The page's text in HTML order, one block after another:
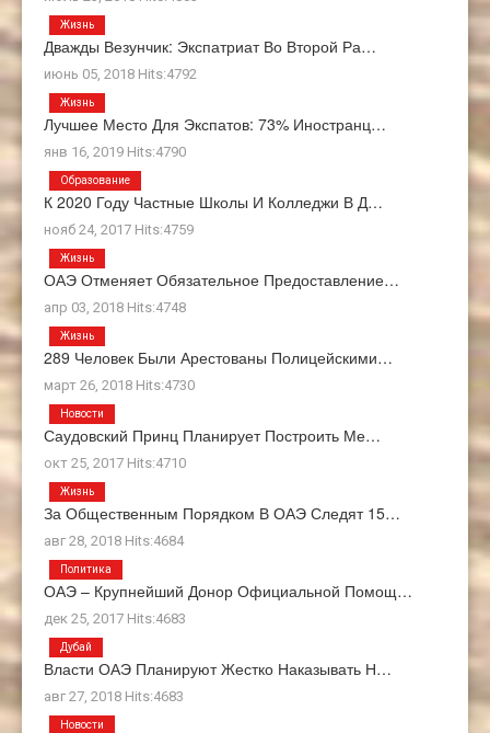
Дважды Везунчик: Экспатриат Во Второй Ра…
июнь 05, 2018 Hits:4792
Жизнь
Лучшее Место Для Экспатов: 73% Иностранц…
янв 16, 2019 Hits:4790
Жизнь
К 2020 Году Частные Школы И Колледжи В Д…
нояб 24, 2017 Hits:4759
Образование
ОАЭ Отменяет Обязательное Предоставление…
апр 03, 2018 Hits:4748
Жизнь
289 Человек Были Арестованы Полицейскими…
март 26, 2018 Hits:4730
Жизнь
Саудовский Принц Планирует Построить Ме…
окт 25, 2017 Hits:4710
Новости
За Общественным Порядком В ОАЭ Следят 15…
авг 28, 2018 Hits:4684
Жизнь
ОАЭ – Крупнейший Донор Официальной Помощ…
дек 25, 2017 Hits:4683
Политика
Власти ОАЭ Планируют Жестко Наказывать Н…
авг 27, 2018 Hits:4683
Дубай
Новости